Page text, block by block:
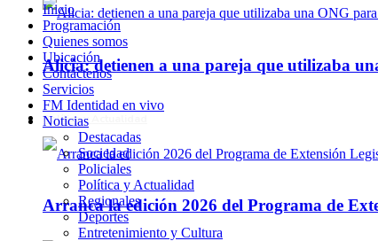
Alicia: detienen a una pareja que utilizaba
Política y Actualidad
Arranca la edición 2026 del Programa de
Inicio
Programación
Quienes somos
Ubicación
Contáctenos
Servicios
FM Identidad en vivo
Noticias
Destacadas
Sociedad
Policiales
Política y Actualidad
Regionales
Deportes
Entretenimiento y Cultura